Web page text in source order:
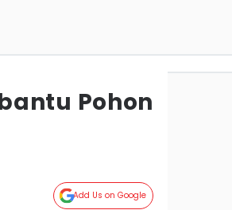
Pohon
Add Us on Google